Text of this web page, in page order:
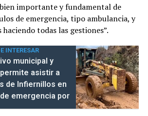
bien importante y fundamental de
de emergencia, tipo ambulancia, y
todas las gestiones”.
INTERESAR
municipal y
asistir a
de Infiernillos en
emergencia por